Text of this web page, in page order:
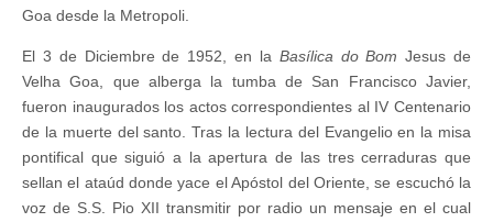
Goa desde la Metropoli.
El 3 de Diciembre de 1952, en la Basílica do Bom Jesus de
Velha Goa, que alberga la tumba de San Francisco Javier,
fueron inaugurados los actos correspondientes al IV Centenario
de la muerte del santo. Tras la lectura del Evangelio en la misa
pontifical que siguió a la apertura de las tres cerraduras que
sellan el ataúd donde yace el Apóstol del Oriente, se escuchó la
voz de S.S. Pio XII transmitir por radio un mensaje en el cual